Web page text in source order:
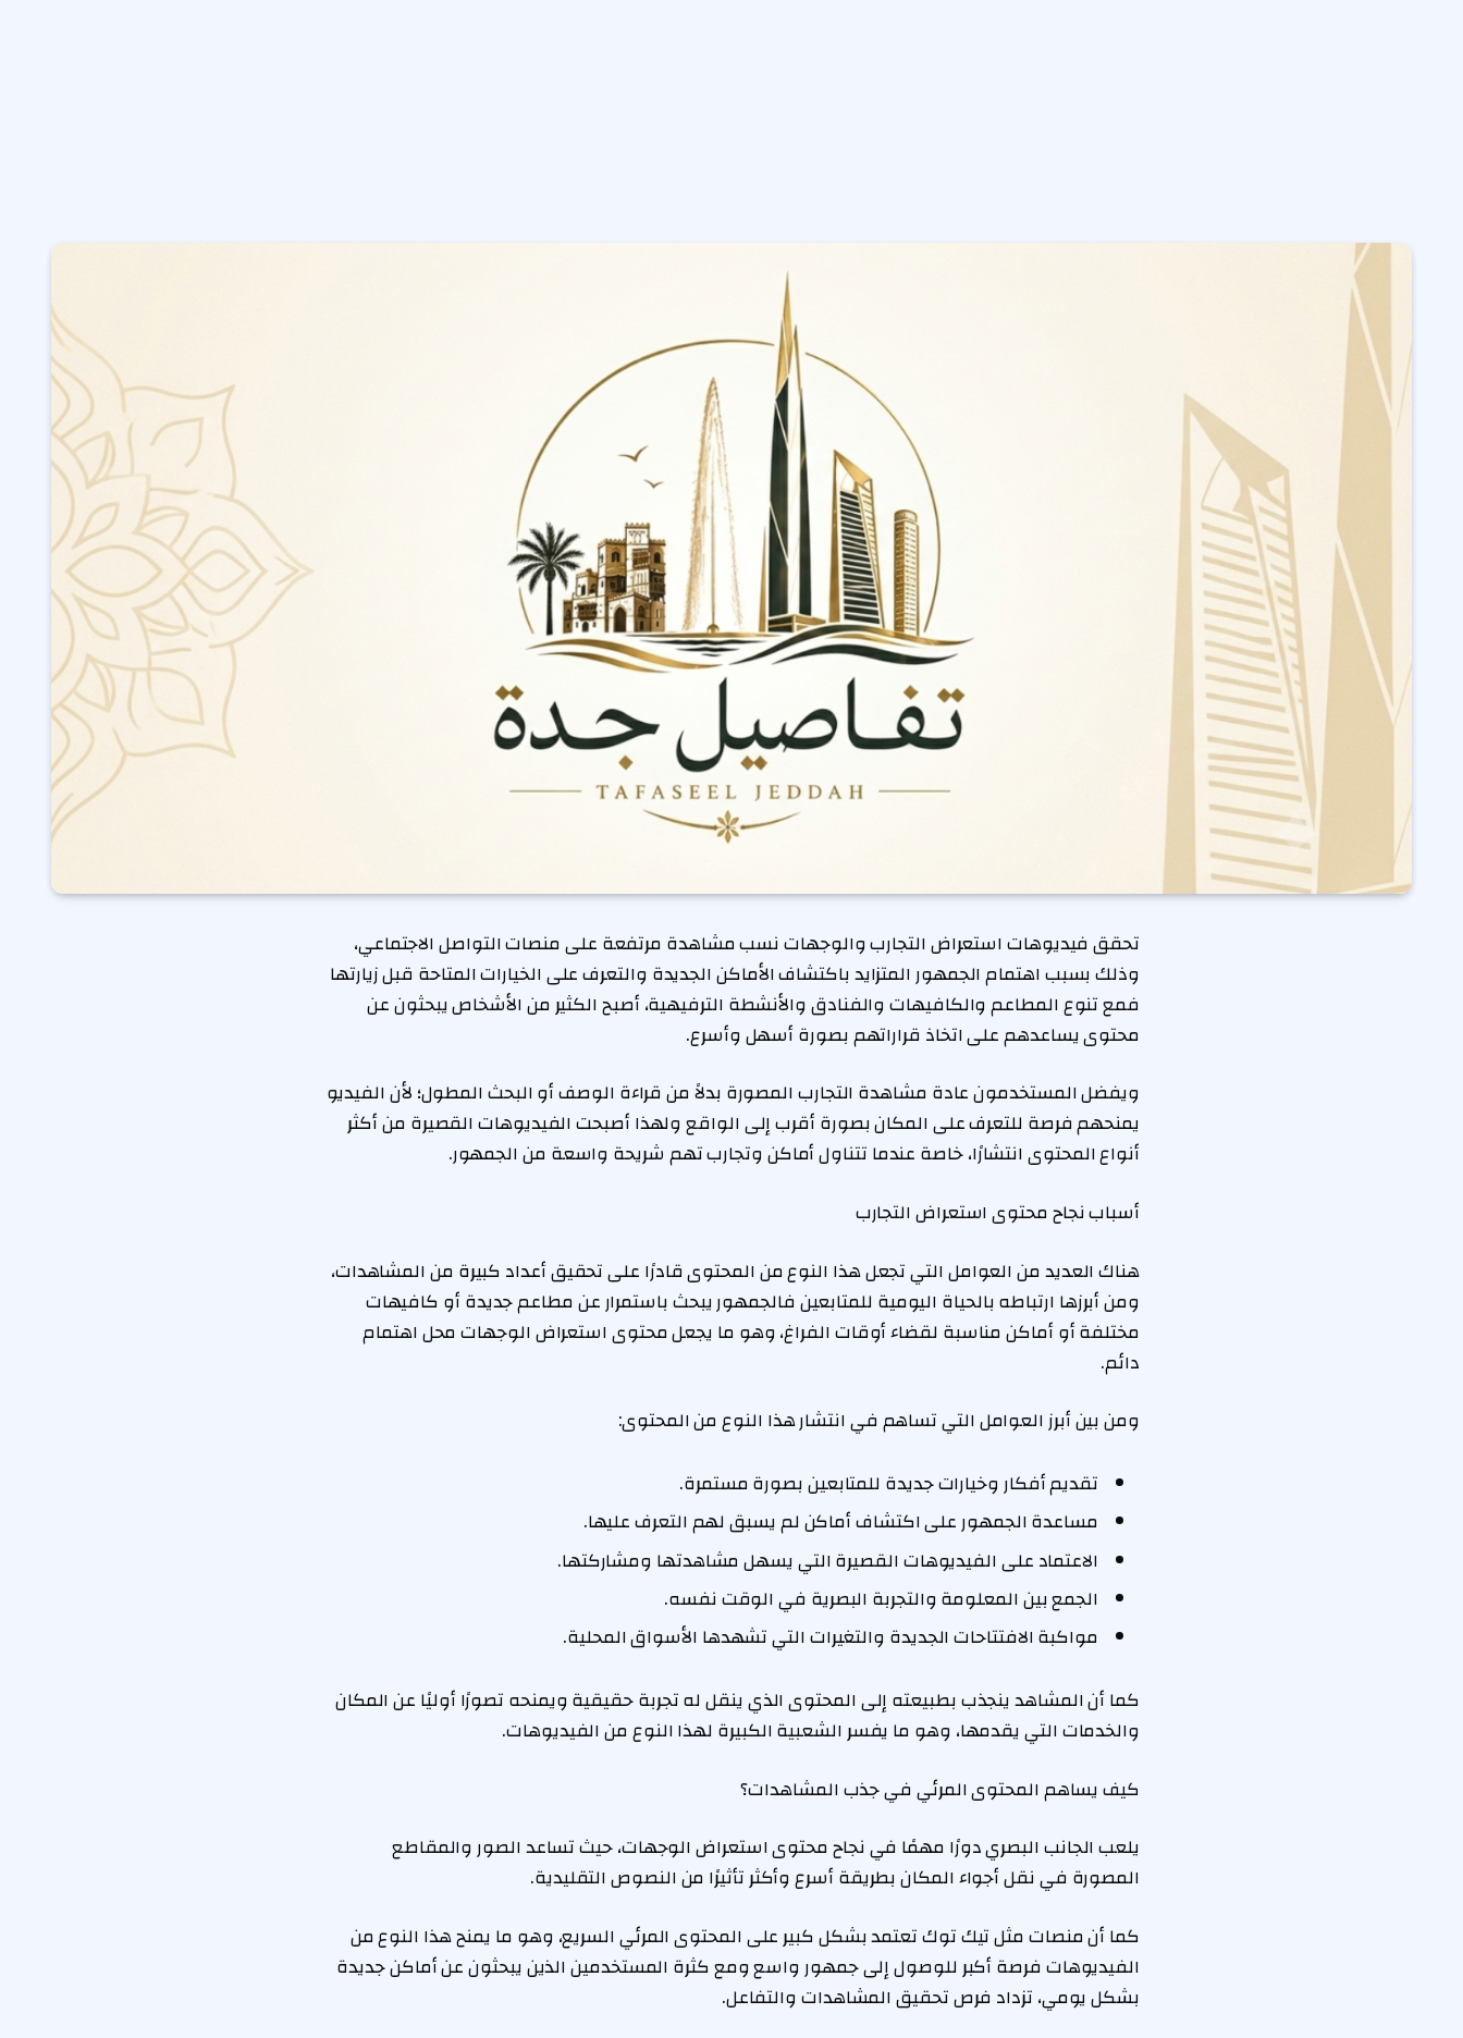
تحقق فيديوهات استعراض التجارب والوجهات نسب مشاهدة مرتفعة على منصات التواصل الاجتماعي،
وذلك بسبب اهتمام الجمهور المتزايد باكتشاف الأماكن الجديدة والتعرف على الخيارات المتاحة قبل زيارتها
فمع تنوع المطاعم والكافيهات والفنادق والأنشطة الترفيهية، أصبح الكثير من الأشخاص يبحثون عن
محتوى يساعدهم على اتخاذ قراراتهم بصورة أسهل وأسرع.
ويفضل المستخدمون عادة مشاهدة التجارب المصورة بدلاً من قراءة الوصف أو البحث المطول؛ لأن الفيديو
يمنحهم فرصة للتعرف على المكان بصورة أقرب إلى الواقع ولهذا أصبحت الفيديوهات القصيرة من أكثر
أنواع المحتوى انتشارًا، خاصة عندما تتناول أماكن وتجارب تهم شريحة واسعة من الجمهور.
أسباب نجاح محتوى استعراض التجارب
هناك العديد من العوامل التي تجعل هذا النوع من المحتوى قادرًا على تحقيق أعداد كبيرة من المشاهدات،
ومن أبرزها ارتباطه بالحياة اليومية للمتابعين فالجمهور يبحث باستمرار عن مطاعم جديدة أو كافيهات
مختلفة أو أماكن مناسبة لقضاء أوقات الفراغ، وهو ما يجعل محتوى استعراض الوجهات محل اهتمام
دائم.
ومن بين أبرز العوامل التي تساهم في انتشار هذا النوع من المحتوى:
تقديم أفكار وخيارات جديدة للمتابعين بصورة مستمرة.
مساعدة الجمهور على اكتشاف أماكن لم يسبق لهم التعرف عليها.
الاعتماد على الفيديوهات القصيرة التي يسهل مشاهدتها ومشاركتها.
الجمع بين المعلومة والتجربة البصرية في الوقت نفسه.
مواكبة الافتتاحات الجديدة والتغيرات التي تشهدها الأسواق المحلية.
كما أن المشاهد ينجذب بطبيعته إلى المحتوى الذي ينقل له تجربة حقيقية ويمنحه تصورًا أوليًا عن المكان
والخدمات التي يقدمها، وهو ما يفسر الشعبية الكبيرة لهذا النوع من الفيديوهات.
كيف يساهم المحتوى المرئي في جذب المشاهدات؟
يلعب الجانب البصري دورًا مهمًا في نجاح محتوى استعراض الوجهات، حيث تساعد الصور والمقاطع
المصورة في نقل أجواء المكان بطريقة أسرع وأكثر تأثيرًا من النصوص التقليدية.
كما أن منصات مثل تيك توك تعتمد بشكل كبير على المحتوى المرئي السريع، وهو ما يمنح هذا النوع من
الفيديوهات فرصة أكبر للوصول إلى جمهور واسع ومع كثرة المستخدمين الذين يبحثون عن أماكن جديدة
بشكل يومي، تزداد فرص تحقيق المشاهدات والتفاعل.